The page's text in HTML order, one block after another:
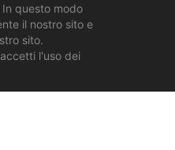
questo modo
il nostro sito e
sito.
l'uso dei